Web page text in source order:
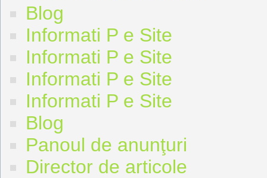
Blog
Informati P e Site
Informati P e Site
Informati P e Site
Informati P e Site
Blog
Panoul de anunţuri
Director de articole